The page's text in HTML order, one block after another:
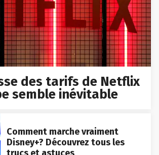
des tarifs de Netflix
semble inévitable
Comment marche vraiment
Disney+? Découvrez tous les